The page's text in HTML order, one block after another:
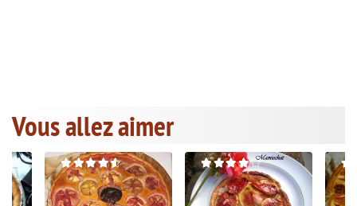
Vous allez aimer